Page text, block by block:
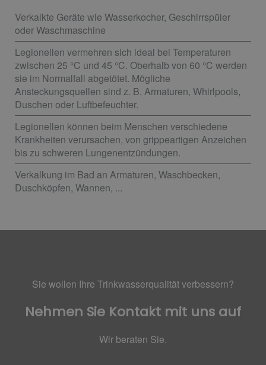
Verkalkte Geräte wie Wasserkocher, Geschirrspüler
oder Waschmaschine
Legionellen vermehren sich ideal bei Temperaturen
zwischen 25 °C und 45 °C. Oberhalb von 60 °C werden
sie im Normalfall abgetötet. Mögliche
Ansteckungsquellen sind z. B. Armaturen, Whirlpools,
Duschen oder Luftbefeuchter.
Legionellen können beim Menschen verschiedene
Krankheiten verursachen, von grippeartigen Anzeichen
bis zu schweren Lungenentzündungen.
Verkalkung im Bad an Armaturen, Waschbecken,
Duschköpfen, Wannen, ...
Sie wollen Ihre Trinkwasserqualität verbessern?
Nehmen Sie Kontakt mit uns auf
Wir beraten Sie.